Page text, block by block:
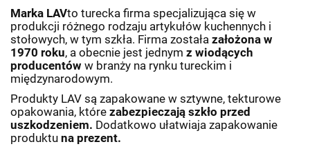
Marka LAVto turecka firma specjalizująca się w
produkcji różnego rodzaju artykułów kuchennych i
stołowych, w tym szkła. Firma została założona w
1970 roku, a obecnie jest jednym z wiodących
producentów w branży na rynku tureckim i
międzynarodowym.
Produkty LAV są zapakowane w sztywne, tekturowe
opakowania, które zabezpieczają szkło przed
uszkodzeniem. Dodatkowo ułatwiaja zapakowanie
produktu na prezent.